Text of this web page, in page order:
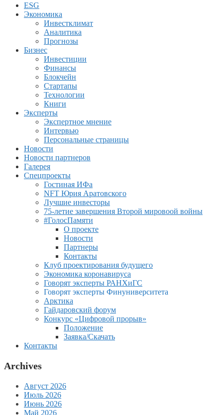
ESG
Экономика
Инвестклимат
Аналитика
Прогнозы
Бизнес
Инвестиции
Финансы
Блокчейн
Стартапы
Технологии
Книги
Эксперты
Экспертное мнение
Интервью
Персональные страницы
Новости
Новости партнеров
Галерея
Спецпроекты
Гостиная ИФа
NFT Юрия Аратовского
Лучшие инвесторы
75-летие завершения Второй мировоой войны
#ГолосПамяти
О проекте
Новости
Партнеры
Контакты
Клуб проектирования будущего
Экономика коронавируса
Говорят эксперты РАНХиГС
Говорят эксперты Финуниверситета
Арктика
Гайдаровский форум
Конкурс «Цифровой прорыв»
Положение
Заявка/Скачать
Контакты
Archives
Август 2026
Июль 2026
Июнь 2026
Май 2026